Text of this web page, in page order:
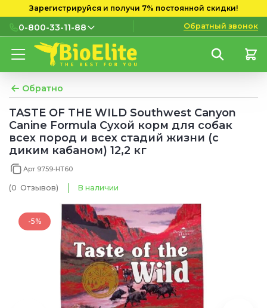
Зарегистрируйся и получи 7% постоянной скидки!
0-800-33-11-88
0-800-33-11-88
мобильных номеров
(097) 133 11 88
(095) 133 11 88
(073) 133 11 88
Обратный звонок
Обратно
TASTE OF THE WILD Southwest Canyon
Canine Formula Сухой корм для собак
всех пород и всех стадий жизни (с
диким кабаном) 12,2 кг
Арт 9759-HT60
(0 Отзывов) В наличии
-5%
Отримайте-5%за підписку!
Вы нам – email, а мы Вам – скидки, акции,
новинки и лучшие предложения.
І промокод на
Подписаться
Подписываясь, соглашаюсь на хранение и обработку моих
персональных данных.